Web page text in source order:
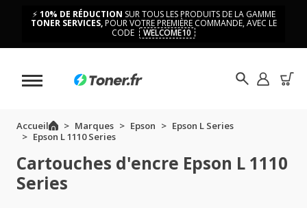
⚡ 10% DE RÉDUCTION SUR TOUS LES PRODUITS DE LA GAMME
TONER SERVICES,POUR VOTRE PREMIÈRE COMMANDE, AVEC LE
CODE
WELCOME10
Accueil Marques Epson
Epson L Series
Epson L 1110 Series
Cartouches d'encre Epson L 1110
Series